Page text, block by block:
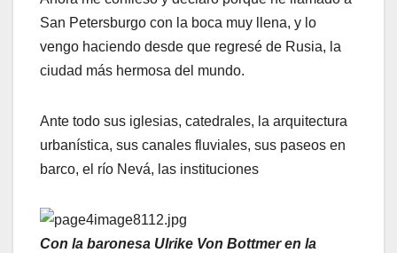
San Petersburgo con la boca muy llena, y lo
vengo haciendo desde que regresé de Rusia, la
ciudad más hermosa del mundo.
Ante todo sus iglesias, catedrales, la arquitectura
urbanística, sus canales fluviales, sus paseos en
barco, el río Nevá, las instituciones
Con la baronesa Ulrike Von Bottmer en la